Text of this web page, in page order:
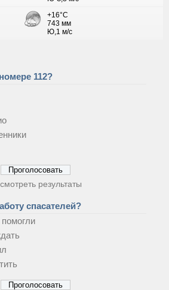
112?
результаты
спасателей?